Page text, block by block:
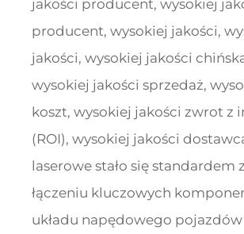
jakości producent, wysokiej
producent, wysokiej jakości,
jakości, wysokiej jakości
wysokiej jakości sprzedaż,
koszt, wysokiej jakości zwrot z
(ROI), wysokiej jakości
laserowe stało się standardem
łączeniu kluczowych
układu napędowego pojazdów